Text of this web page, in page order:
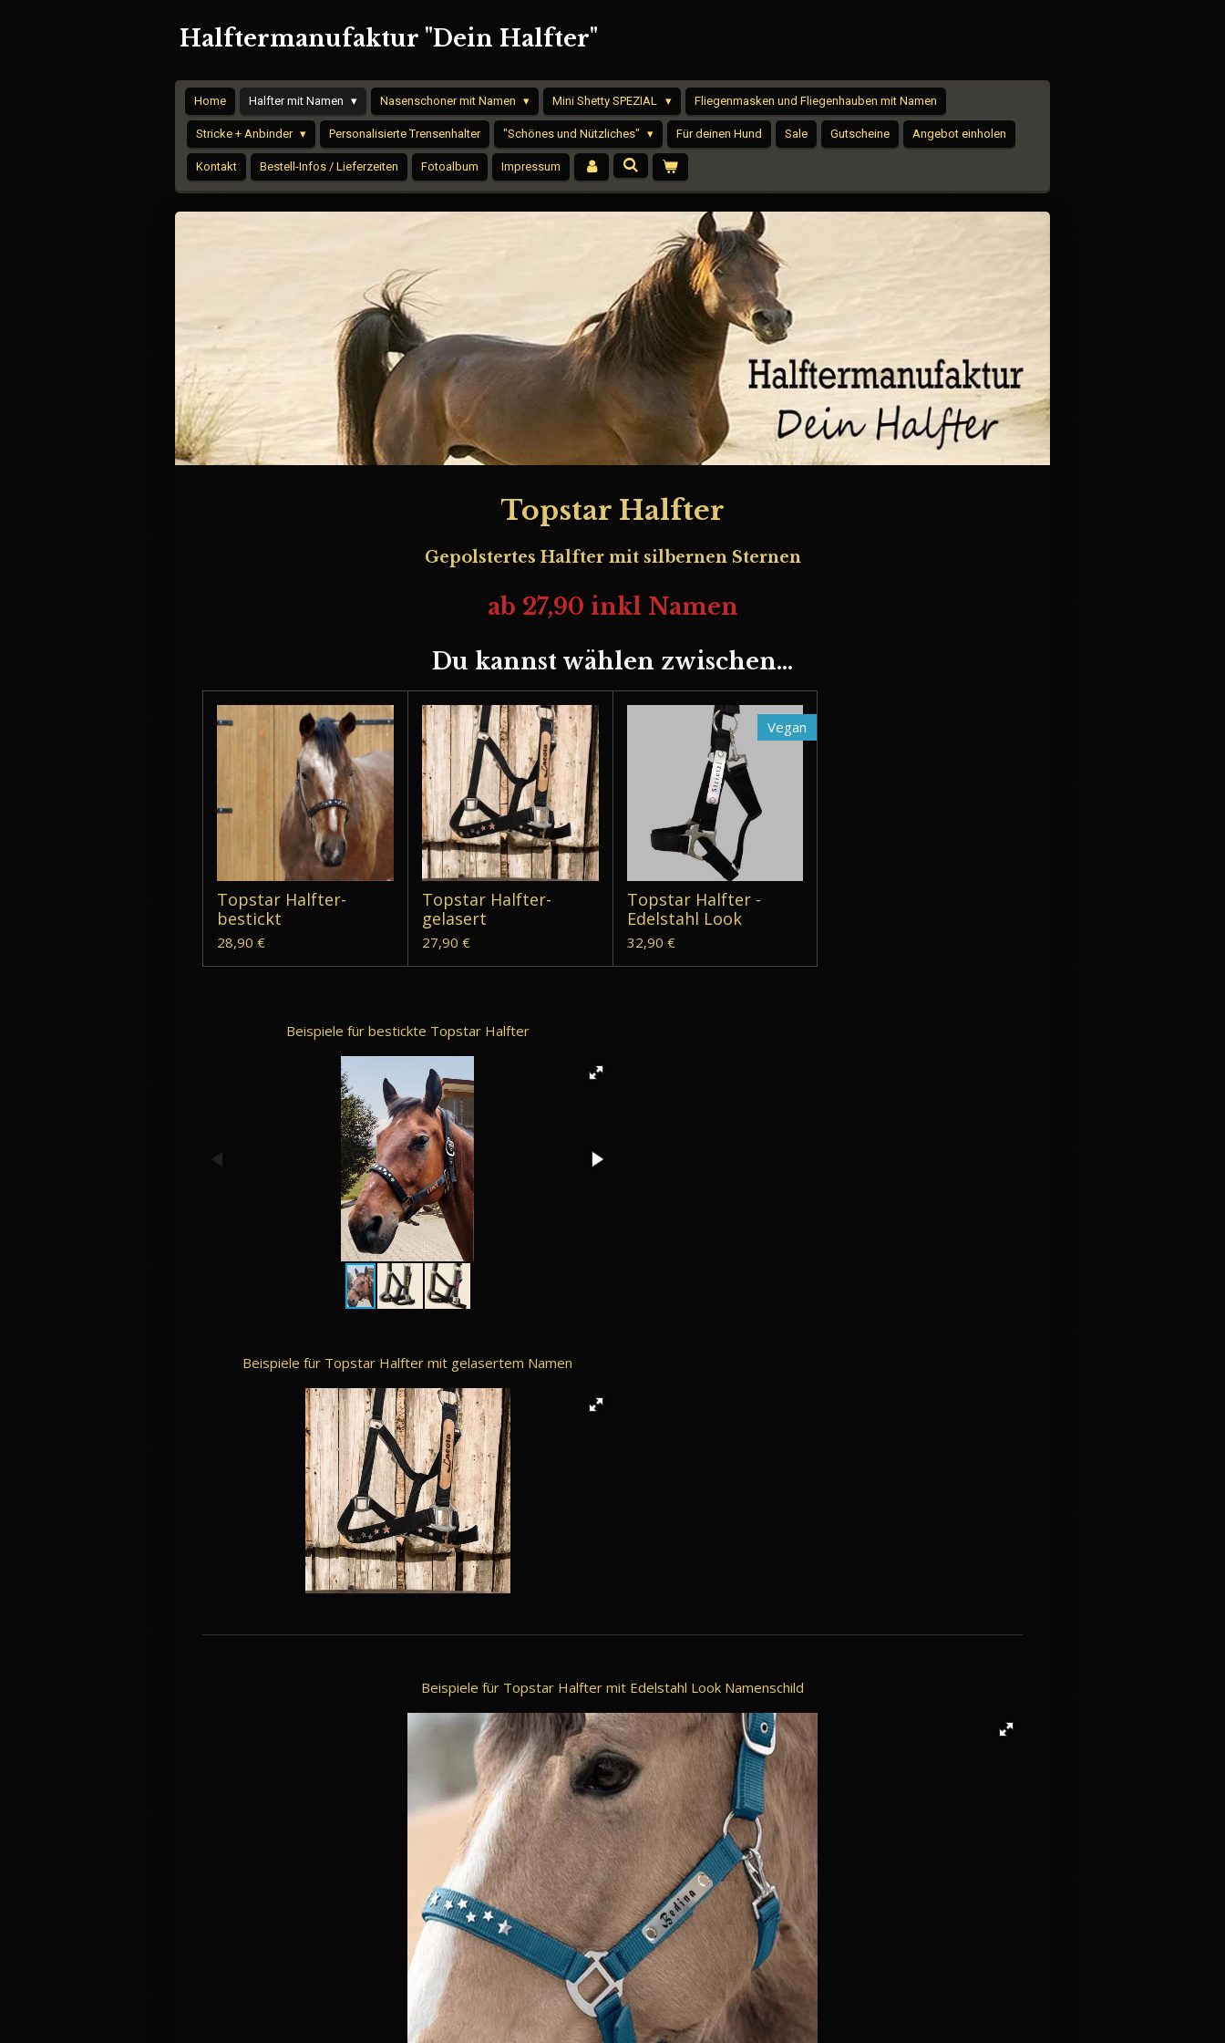
Halftermanufaktur "Dein Halfter"
Home Halfter mit Namen Nasenschoner mit Namen Mini Shetty SPEZIAL Fliegenmasken und Fliegenhauben mit Namen
Stricke + Anbinder Personalisierte Trensenhalter "Schönes und Nützliches" Für deinen Hund Sale Gutscheine Angebot einholen
Kontakt Bestell-Infos / Lieferzeiten Fotoalbum Impressum
Topstar Halfter
Gepolstertes Halfter mit silbernen Sternen
ab 27,90 inkl Namen
Du kannst wählen zwischen...
Topstar Halfter-
bestickt
28,90 €
Topstar Halfter-
gelasert
27,90 €
Vegan
Topstar Halfter -
Edelstahl Look
32,90 €
Beispiele für bestickte Topstar Halfter
Beispiele für Topstar Halfter mit gelasertem Namen
Beispiele für Topstar Halfter mit Edelstahl Look Namenschild